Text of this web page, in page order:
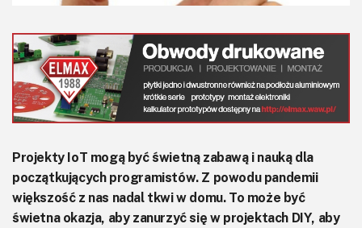
Do pobrania
Projekty IoT mogą być świetną zabawą i nauką dla
początkujących programistów. Z powodu pandemii
większość z nas nadal tkwi w domu. To może być
świetna okazja, aby zanurzyć się w projektach DIY, aby